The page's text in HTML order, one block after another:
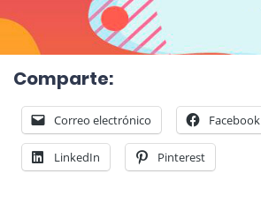
Comparte:
Correo electrónico Facebook
LinkedIn Pinterest